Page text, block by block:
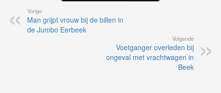
Vorige
Man grijpt vrouw bij de billen in
de Jumbo Eerbeek
Volgende
Voetganger overleden bij
ongeval met vrachtwagen in
Beek